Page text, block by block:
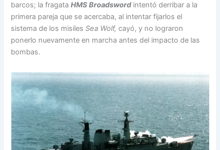
barcos; la fragataHMS Broadswordintentó derribar a la
primera pareja que se acercaba, al intentar fijarlos el
sistema de los misilesSea Wolf,cayó, y no lograron
ponerlo nuevamente en marcha antes del impacto de las
bombas.